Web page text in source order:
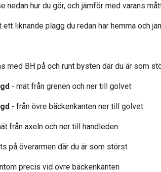
nedan hur du gör, och jämför med varans
liknande plagg du redan har hemma och
med BH på och runt bysten där du är som
- mät från grenen och ner till golvet
- från övre bäckenkanten ner till golvet
från axeln och ner till handleden
på överarmen där du är som störst
precis vid övre bäckenkanten